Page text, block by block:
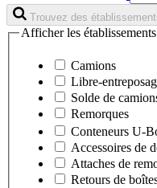
Trouvez des
Afficher les
Camions
Libre-
Solde de
Remorques
Conteneurs U-
Accessoires de
Attaches de
Retours de